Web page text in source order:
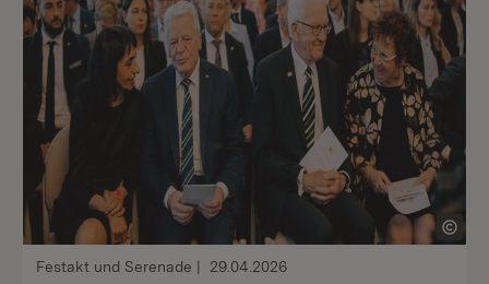
Festakt und Serenade 29.04.2026